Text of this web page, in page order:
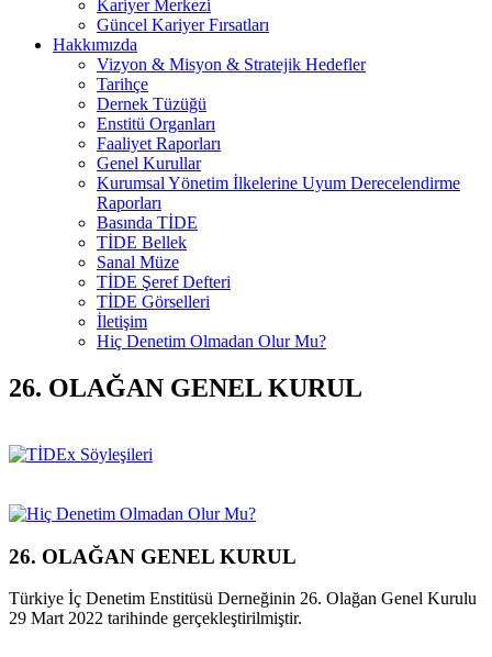
Kariyer Merkezi
Güncel Kariyer Fırsatları
Hakkımızda
Vizyon & Misyon & Stratejik Hedefler
Tarihçe
Dernek Tüzüğü
Enstitü Organları
Faaliyet Raporları
Genel Kurullar
Kurumsal Yönetim İlkelerine Uyum Derecelendirme
Raporları
Basında TİDE
TİDE Bellek
Sanal Müze
TİDE Şeref Defteri
TİDE Görselleri
İletişim
Hiç Denetim Olmadan Olur Mu?
26. OLAĞAN GENEL KURUL
26. OLAĞAN GENEL KURUL
Türkiye İç Denetim Enstitüsü Derneğinin 26. Olağan Genel Kurulu
29 Mart 2022 tarihinde gerçekleştirilmiştir.